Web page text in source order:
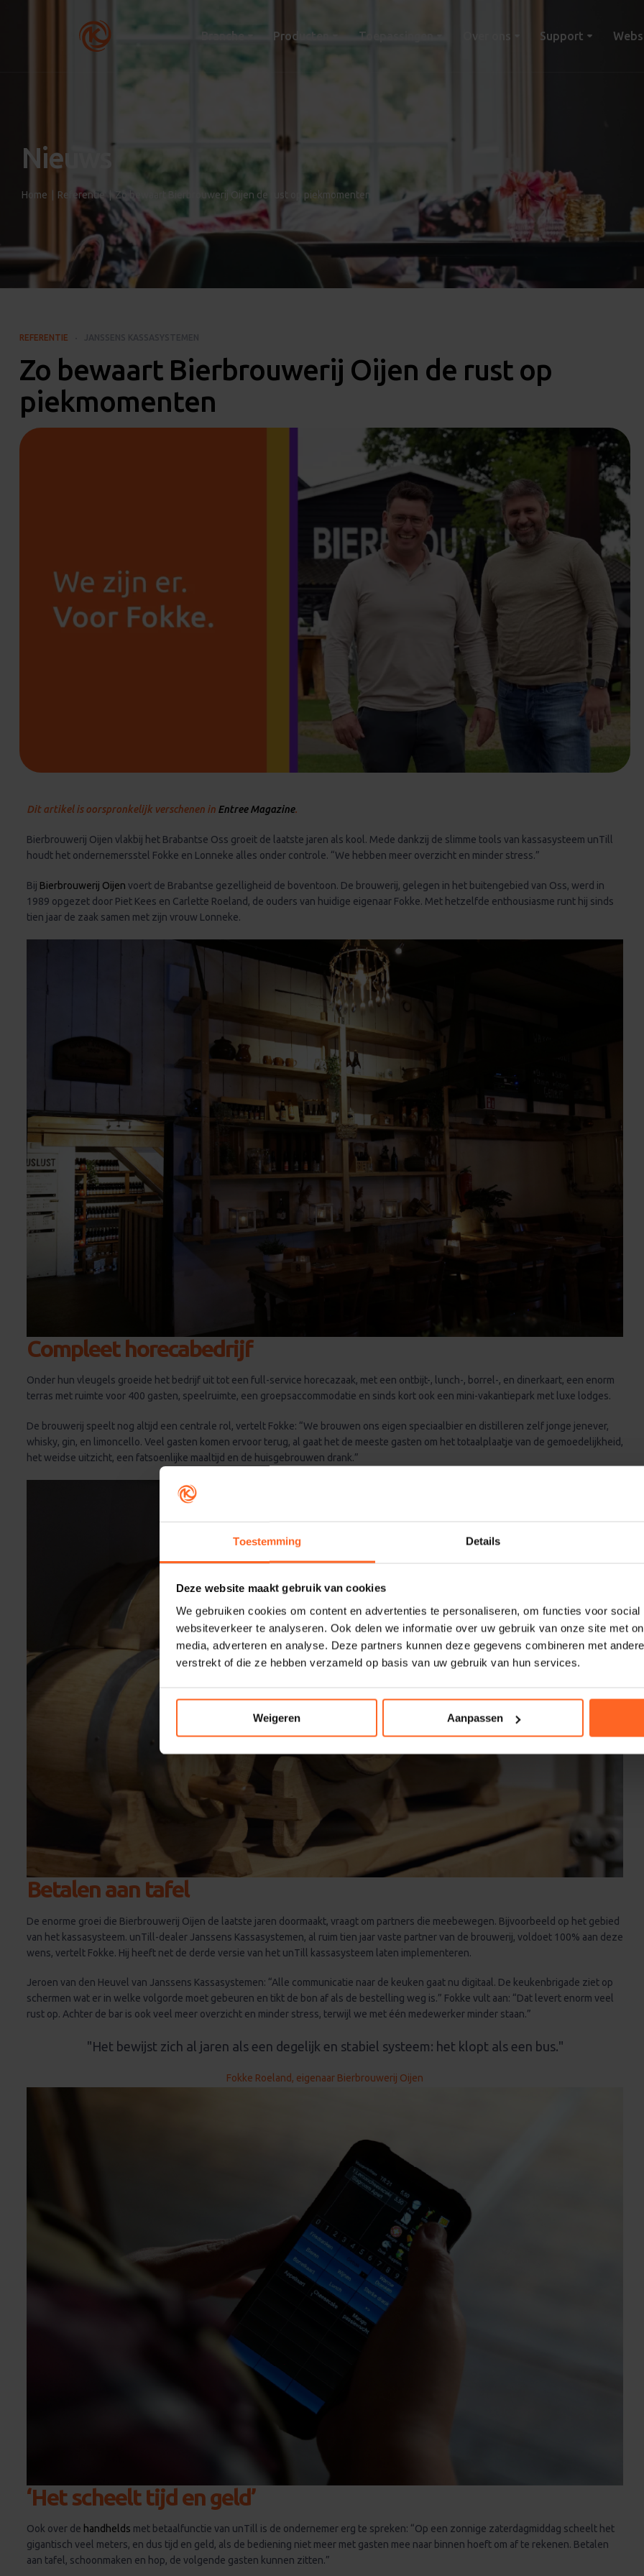
Toestemming Details
Deze website maakt gebruik van cookies
We gebruiken cookies om content en advertenties te personaliseren, om functies voor
websiteverkeer te analyseren. Ook delen we informatie over uw gebruik van onze site met
media, adverteren en analyse. Deze partners kunnen deze gegevens combineren met
verstrekt of die ze hebben verzameld op basis van uw gebruik van hun services.
Weigeren Aanpassen
Branche Producten Toepassingen Over ons Support
Nieuws
Home Referentie Zo bewaart Bierbrouwerij Oijen de rust op piekmomenten
REFERENTIE
Zo bewaart Bierbrouwerij Oijen de rust op
piekmomenten
Dit artikel is oorspronkelijk verschenen in Entree Magazine.
Bierbrouwerij Oijen vlakbij het Brabantse Oss groeit de laatste jaren als kool. Mede dankzij de slimme tools van kassasysteem unTill
houdt het ondernemersstel Fokke en Lonneke alles onder controle. “We hebben meer overzicht en minder stress.”
Bij Bierbrouwerij Oijen voert de Brabantse gezelligheid de boventoon. De brouwerij, gelegen in het buitengebied van Oss, werd in
1989 opgezet door Piet Kees en Carlette Roeland, de ouders van huidige eigenaar Fokke. Met hetzelfde enthousiasme runt hij sinds
tien jaar de zaak samen met zijn vrouw Lonneke.
Compleet horecabedrijf
Onder hun vleugels groeide het bedrijf uit tot een full-service horecazaak, met een ontbijt-, lunch-, borrel-, en dinerkaart, een enorm
terras met ruimte voor 400 gasten, speelruimte, een groepsaccommodatie en sinds kort ook een mini-vakantiepark met luxe lodges.
De brouwerij speelt nog altijd een centrale rol, vertelt Fokke: “We brouwen ons eigen speciaalbier en distilleren zelf jonge jenever,
whisky, gin, en limoncello. Veel gasten komen ervoor terug, al gaat het de meeste gasten om het totaalplaatje van de gemoedelijkheid,
het weidse uitzicht, een fatsoenlijke maaltijd en de huisgebrouwen drank.”
Betalen aan tafel
De enorme groei die Bierbrouwerij Oijen de laatste jaren doormaakt, vraagt om partners die meebewegen. Bijvoorbeeld op het gebied
van het kassasysteem. unTill-dealer Janssens Kassasystemen, al ruim tien jaar vaste partner van de brouwerij, voldoet 100% aan deze
wens, vertelt Fokke. Hij heeft net de derde versie van het unTill kassasysteem laten implementeren.
Jeroen van den Heuvel van Janssens Kassasystemen: “Alle communicatie naar de keuken gaat nu digitaal. De keukenbrigade ziet op
schermen wat er in welke volgorde moet gebeuren en tikt de bon af als de bestelling weg is.” Fokke vult aan: “Dat levert enorm veel
rust op. Achter de bar is ook veel meer overzicht en minder stress, terwijl we met één medewerker minder staan.”
"Het bewijst zich al jaren als een degelijk en stabiel systeem: het klopt als een bus."
Fokke Roeland, eigenaar Bierbrouwerij Oijen
‘Het scheelt tijd en geld’
Ook over de handhelds met betaalfunctie van unTill is de ondernemer erg te spreken: “Op een zonnige zaterdagmiddag scheelt het
gigantisch veel meters, en dus tijd en geld, als de bediening niet meer met gasten mee naar binnen hoeft om af te rekenen. Betalen
aan tafel, schoonmaken en hop, de volgende gasten kunnen zitten.”